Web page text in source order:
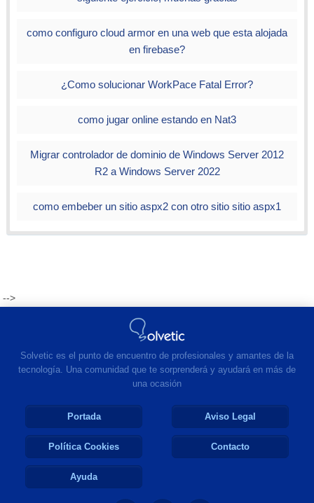
como configuro cloud armor en una web que esta alojada
en firebase?
¿Como solucionar WorkPace Fatal Error?
como jugar online estando en Nat3
Migrar controlador de dominio de Windows Server 2012
R2 a Windows Server 2022
como embeber un sitio aspx2 con otro sitio sitio aspx1
-->
Solvetic es el punto de encuentro de profesionales y amantes de la
tecnología. Una comunidad que te sorprenderá y ayudará en más de
una ocasión
Portada Aviso Legal
Política Cookies Contacto
Ayuda